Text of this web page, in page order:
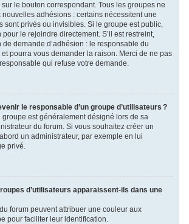
le bouton correspondant. Tous les groupes ne
nouvelles adhésions : certains nécessitent une
sont privés ou invisibles. Si le groupe est public,
le rejoindre directement. S’il est restreint,
demande d’adhésion : le responsable du
et pourra vous demander la raison. Merci de ne pas
qui refuse votre demande.
le responsable d’un groupe d’utilisateurs ?
groupe est généralement désigné lors de sa
du forum. Si vous souhaitez créer un
un administrateur, par exemple en lui
privé.
d’utilisateurs apparaissent-ils dans une
forum peuvent attribuer une couleur aux
pour faciliter leur identification.